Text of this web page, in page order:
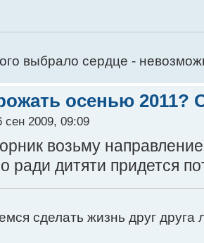
выбрало сердце -
осенью 2011?
сен 2009, 09:09
возьму
ради дитяти придется
сделать жизнь друг друга